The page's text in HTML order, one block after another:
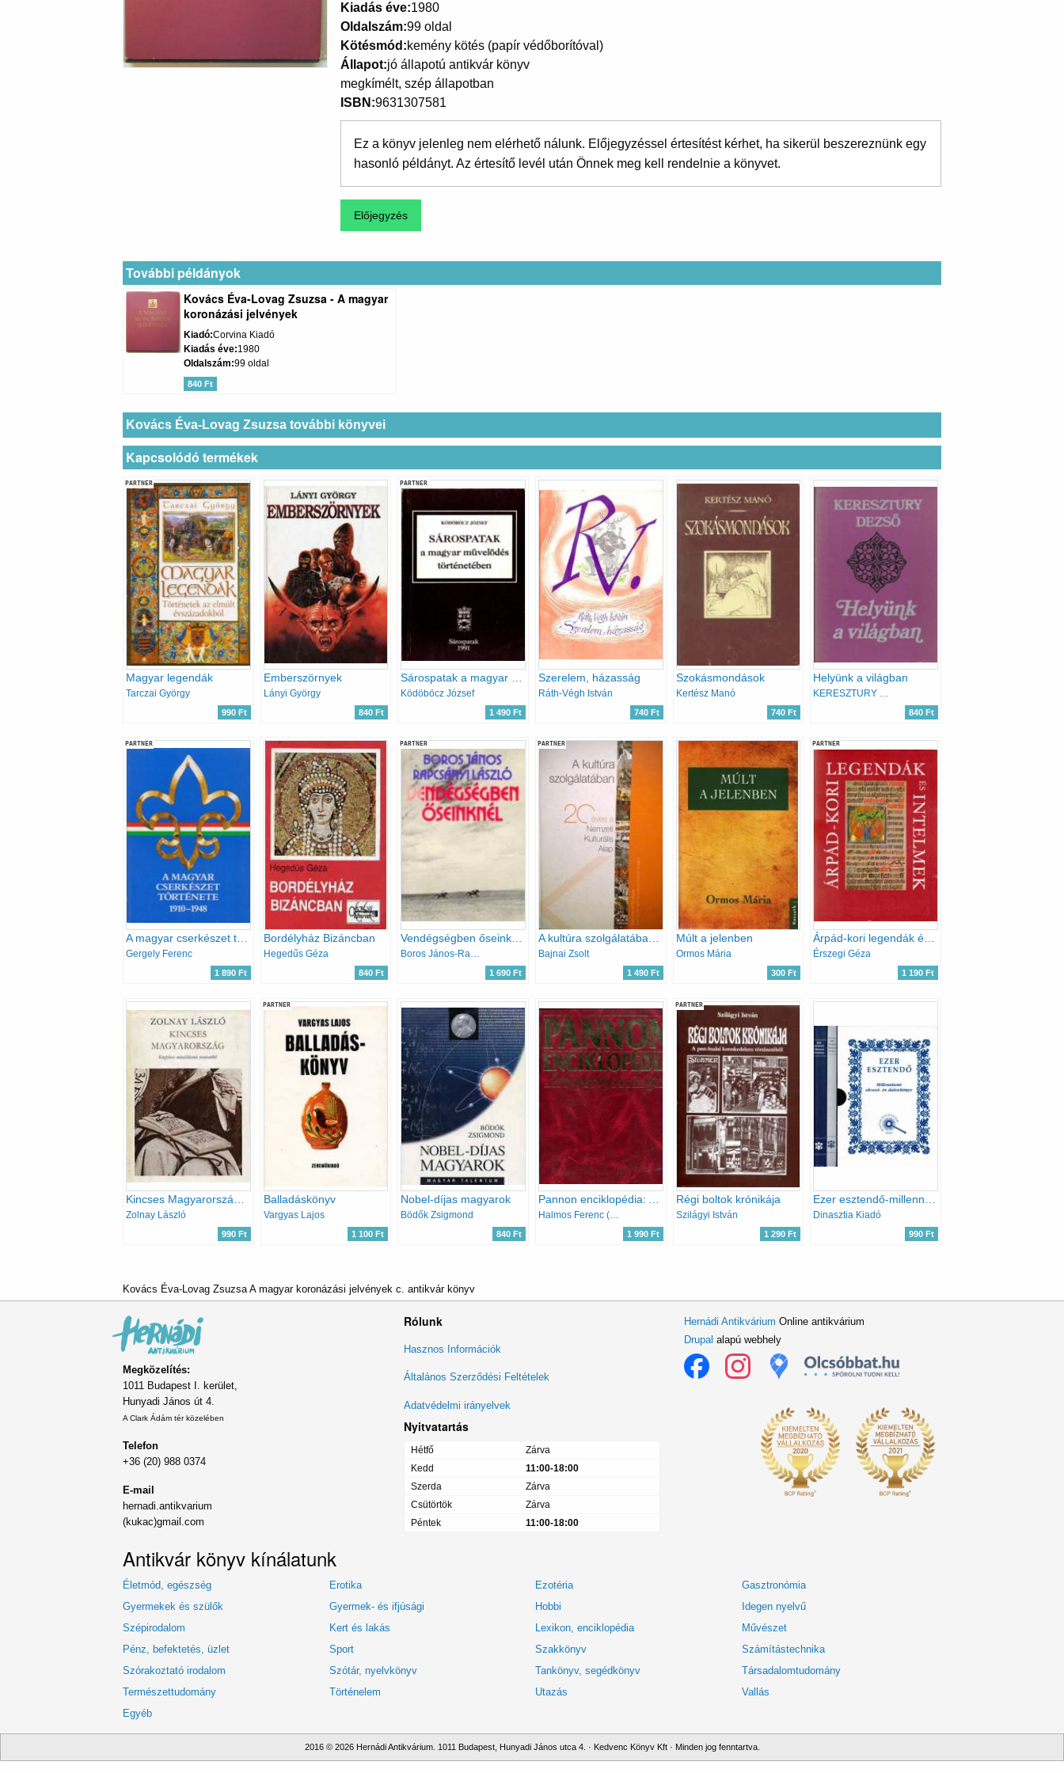
Kiadás éve 1980
Oldalszám 99 oldal
Kötésmód kemény kötés (papír védőborítóval)
Állapot jó állapotú antikvár könyv
megkímélt, szép állapotban
ISBN 9631307581
Ez a könyv jelenleg nem elérhető nálunk. Előjegyzéssel értesítést kérhet, ha sikerül beszereznünk egy
hasonló példányt. Az értesítő levél után Önnek meg kell rendelnie a könyvet.
További példányok
Kovács Éva-Lovag Zsuzsa - A magyar
koronázási jelvények
Kiadó Corvina Kiadó
Kiadás éve 1980
Oldalszám 99 oldal
840 Ft
Kovács Éva-Lovag Zsuzsa további könyvei
Kapcsolódó termékek
PARTNER
Magyar legendák
Tarczai György
990 Ft
Emberszörnyek
Lányi György
840 Ft
PARTNER
Ködöböcz József
1 490 Ft
Szerelem, házasság
Ráth-Végh István
740 Ft
Szokásmondások
Kertész Manó
740 Ft
Helyünk a világban
840 Ft
PARTNER
A magyar cserkészet története 1910-1948
Gergely Ferenc
1 890 Ft
Bordélyház Bizáncban
Hegedűs Géza
840 Ft
PARTNER
Vendégségben őseinknél
Boros János-Rapcsányi László
1 690 Ft
PARTNER
A kultúra szolgálatában - 20 éves a Nemzeti Kulturális Alap
Bajnai Zsolt
1 490 Ft
Múlt a jelenben
Ormos Mária
300 Ft
PARTNER
Árpád-kori legendák és intelmek
Érszegi Géza
1 190 Ft
Zolnay László
990 Ft
PARTNER
Balladáskönyv
Vargyas Lajos
1 100 Ft
Nobel-díjas magyarok
Bödők Zsigmond
840 Ft
Halmos Ferenc (főszerk.)
1 990 Ft
PARTNER
Régi boltok krónikája
Szilágyi István
1 290 Ft
Dinasztia Kiadó
990 Ft
Kovács Éva-Lovag Zsuzsa A magyar koronázási jelvények c. antikvár könyv
Megközelítés:
1011 Budapest I. kerület,
Hunyadi János út 4.
A Clark Ádám tér közelében
Telefon
+36 (20) 988 0374
E-mail
hernadi.antikvarium
(kukac)gmail.com
Rólunk
Lábléc
menü
Hasznos Információk
Általános Szerződési Feltételek
Adatvédelmi irányelvek
Nyitvatartás
Hétfő
Zárva
Kedd
11:00-18:00
Szerda
Zárva
Csütörtök
Zárva
Péntek
11:00-18:00
Hernádi Antikvárium Online antikvárium
Drupal alapú webhely
Antikvár könyv kínálatunk
Életmód, egészség Erotika Ezotéria
Gasztronómia
Gyermekek és szülők
Gyermek- és ifjúsági Hobbi
Idegen nyelvű
Szépirodalom
Kert és lakás Lexikon, enciklopédia
Művészet
Pénz, befektetés, üzlet
Sport Szakkönyv
Számítástechnika
Szórakoztató irodalom
Szótár, nyelvkönyv Tankönyv, segédkönyv
Társadalomtudomány
Természettudomány
Történelem Utazás
Vallás
Egyéb
2016 © 2026 Hernádi Antikvárium. 1011 Budapest, Hunyadi János utca 4. · Kedvenc Könyv Kft · Minden jog fenntartva.